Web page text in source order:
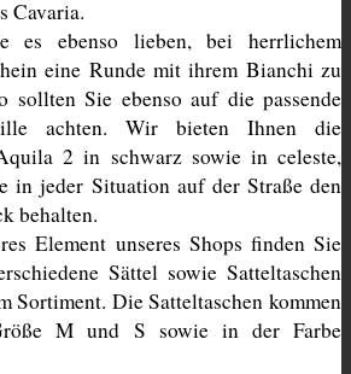
Cavaria.
es ebenso lieben, bei herrlichem
eine Runde mit ihrem Bianchi zu
sollten Sie ebenso auf die passende
achten. Wir bieten Ihnen die
2 in schwarz sowie in celeste,
in jeder Situation auf der Straße den
behalten.
Element unseres Shops finden Sie
Sättel sowie Satteltaschen
Sortiment. Die Satteltaschen kommen
M und S sowie in der Farbe